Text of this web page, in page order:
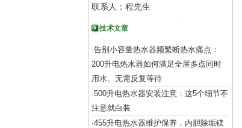
联系人：程先生
技术文章
·告别小容量热水器频繁断热水痛点：
200升电热水器如何满足全屋多点同时
用水、无需反复等待
·500升电热水器安装注意：这5个细节不
注意就白装
·455升电热水器维护保养，内胆除垢镁